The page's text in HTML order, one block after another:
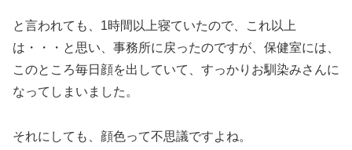
と言われても、1時間以上寝ていたので、これ以上
は・・・と思い、事務所に戻ったのですが、保健室には、
このところ毎日顔を出していて、すっかりお馴染みさんに
なってしまいました。
それにしても、顔色って不思議ですよね。